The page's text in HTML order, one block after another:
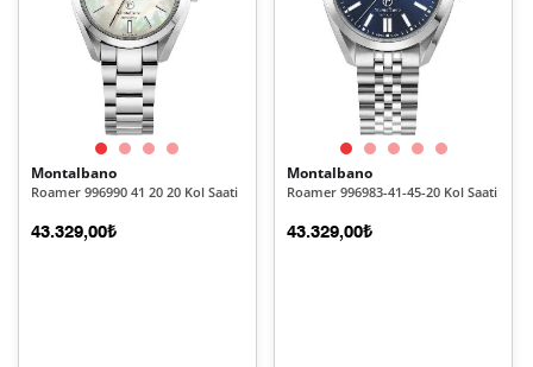
Montalbano
Roamer 996990 41 20 20 Kol Saati
43.329,00₺
Montalbano
Roamer 996983-41-45-20 Kol Saati
43.329,00₺